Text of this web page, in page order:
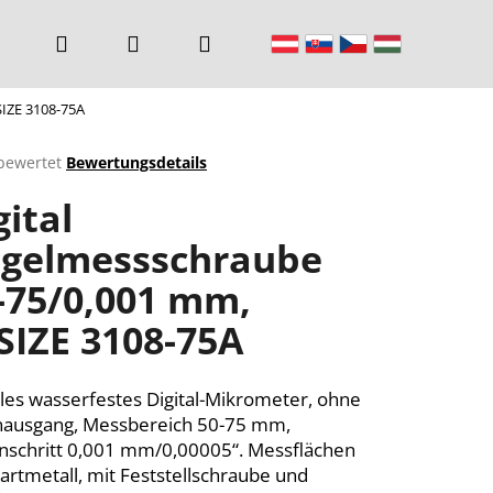
Suchen Warenkorb
3108-75A
Bewertungsdetails
0,001 mm,
3108-75A
wasserfestes Digital-Mikrometer, ohne
Messbereich 50-75 mm,
0,001 mm/0,00005“. Messflächen
mit Feststellschraube und